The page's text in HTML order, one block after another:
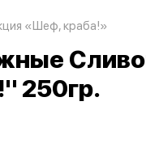
«Шеф, краба!»
250гр.